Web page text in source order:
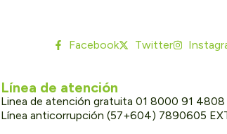
Facebook Twitter
Línea de atención
Linea de atención gratuita 01 8000 91 4808
Línea anticorrupción (57+604) 7890605